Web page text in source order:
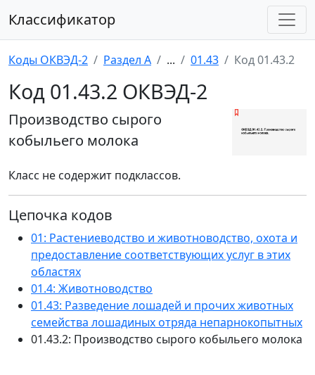
Классификатор
Коды ОКВЭД-2 Раздел A ... 01.43 Код 01.43.2
Код 01.43.2 ОКВЭД-2
Производство сырого
кобыльего молока
Класс не содержит подклассов.
Цепочка кодов
01: Растениеводство и животноводство, охота и
предоставление соответствующих услуг в этих
областях
01.4: Животноводство
01.43: Разведение лошадей и прочих животных
семейства лошадиных отряда непарнокопытных
01.43.2: Производство сырого кобыльего молока